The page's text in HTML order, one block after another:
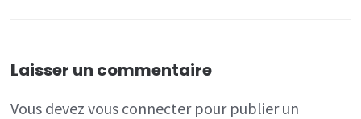
Laisser un commentaire
Vous devezvous connecterpour publier un